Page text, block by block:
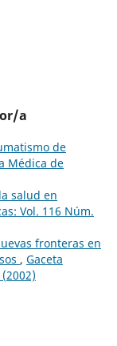
a
de
Médica de
salud en
Vol. 116 Núm.
fronteras en
, Gaceta